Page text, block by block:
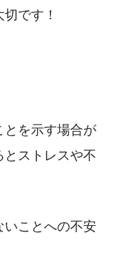
です！
とを示す場合が
とストレスや不
ことへの不安